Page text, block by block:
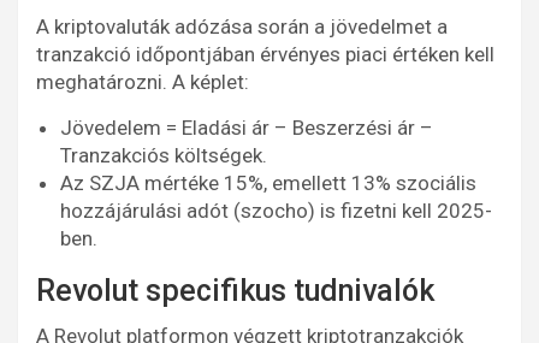
A kriptovaluták adózása során a jövedelmet a
tranzakció időpontjában érvényes piaci értéken kell
meghatározni. A képlet:
Jövedelem = Eladási ár – Beszerzési ár –
Tranzakciós költségek.
Az SZJA mértéke 15%, emellett 13% szociális
hozzájárulási adót (szocho) is fizetni kell 2025-
ben.
Revolut specifikus tudnivalók
A Revolut platformon végzett kriptotranzakciók